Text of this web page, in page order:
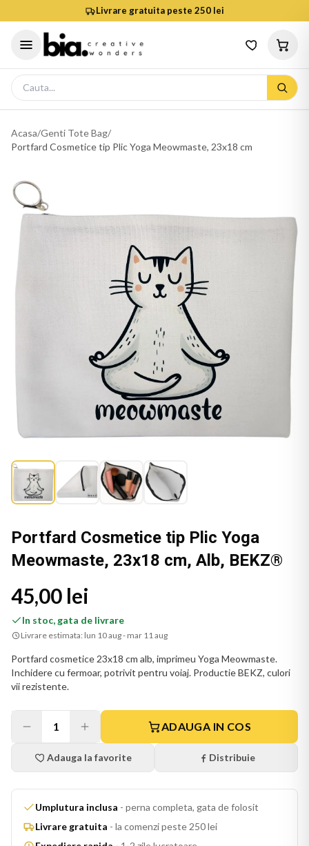
Livrare gratuita peste 250 lei
Acasa/Genti Tote Bag/
Portfard Cosmetice tip Plic Yoga Meowmaste, 23x18 cm
Portfard Cosmetice tip Plic Yoga
Meowmaste, 23x18 cm, Alb, BEKZ®
45,00 lei
In stoc, gata de livrare
Livrare estimata: lun 10 aug - mar 11 aug
Portfard cosmetice 23x18 cm alb, imprimeu Yoga Meowmaste.
Inchidere cu fermoar, potrivit pentru voiaj. Productie BEKZ, culori
vii rezistente.
1 ADAUGA IN COS
Adauga la favorite Distribuie
Umplutura inclusa - perna completa, gata de folosit
Livrare gratuita - la comenzi peste 250 lei